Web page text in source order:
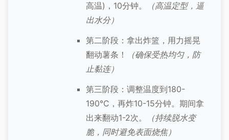
高温)，10分钟。
（高温定型，逼
出水分）
第二阶段：拿出炸篮，用力摇晃
翻动薯条！
（确保受热均匀，防
止黏连）
第三阶段：调整温度到180-
190°C，再炸10-15分钟。期间拿
出来翻动1-2次。
（持续脱水变
脆，同时避免表面烧焦）